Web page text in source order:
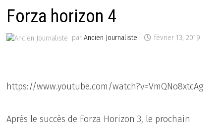
Forza horizon 4
parAncien Journaliste février 13, 2019
https://www.youtube.com/watch?v=VmQNo8xtcAg
Après le succès de Forza Horizon 3, le prochain